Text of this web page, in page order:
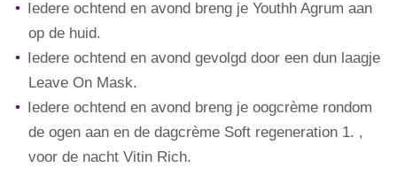
Iedere ochtend en avond breng je Youthh Agrum aan
op de huid.
Iedere ochtend en avond gevolgd door een dun laagje
Leave On Mask.
Iedere ochtend en avond breng je oogcrème rondom
de ogen aan en de dagcrème Soft regeneration 1. ,
voor de nacht Vitin Rich.